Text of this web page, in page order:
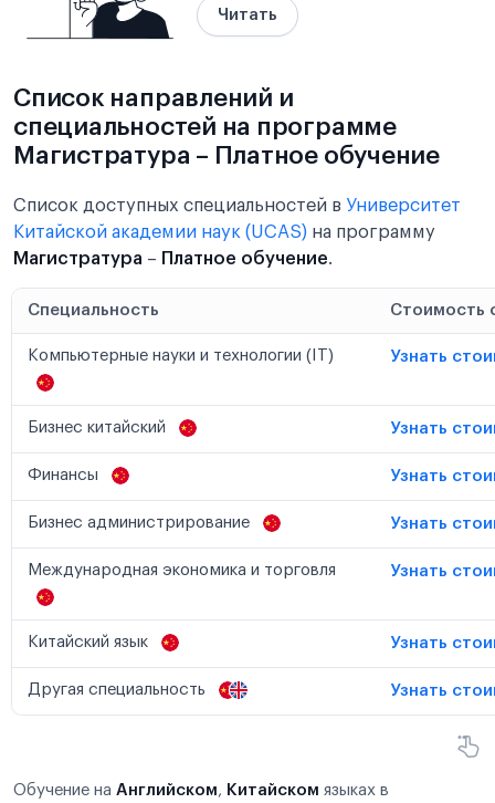
Читать
Список направлений и
специальностей на программе
Магистратура – Платное обучение
Список доступных специальностей в Университет
Китайской академии наук (UCAS) на программу
Магистратура – Платное обучение.
Специальность Стоимость
Компьютерные науки и технологии (IT) Узнать
Бизнес китайский Узнать
Финансы Узнать
Бизнес администрирование Узнать
Международная экономика и торговля Узнать
Китайский язык Узнать
Другая специальность Узнать
Обучение на Английском, Китайском языках в